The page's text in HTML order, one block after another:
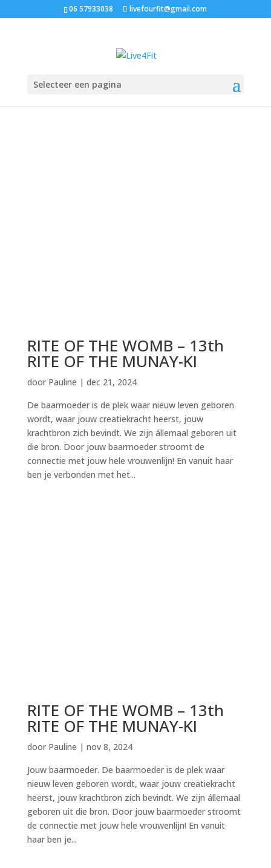
06 57933038 livefourfit@gmail.com
Selecteer een pagina
RITE OF THE WOMB – 13th
RITE OF THE MUNAY-KI
door Pauline | dec 21, 2024
De baarmoeder is de plek waar nieuw leven geboren
wordt, waar jouw creatiekracht heerst, jouw
krachtbron zich bevindt. We zijn állemaal geboren uit
die bron. Door jouw baarmoeder stroomt de
connectie met jouw hele vrouwenlijn! En vanuit haar
ben je verbonden met het...
RITE OF THE WOMB – 13th
RITE OF THE MUNAY-KI
door Pauline | nov 8, 2024
Jouw baarmoeder. De baarmoeder is de plek waar
nieuw leven geboren wordt, waar jouw creatiekracht
heerst, jouw krachtbron zich bevindt. We zijn állemaal
geboren uit die bron. Door jouw baarmoeder stroomt
de connectie met jouw hele vrouwenlijn! En vanuit
haar ben je...